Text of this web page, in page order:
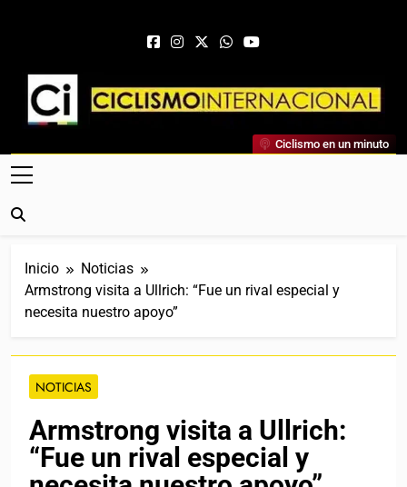
Ciclismo Internacional
Web Dedicada Al Ciclismo Mundial. Entrevistas, Análisis,
Crónicas, Previas Y Más. La Web Ciclista De Referencia.
Ciclismo en un minuto
Inicio
Noticias
Armstrong visita a Ullrich: “Fue un rival especial y
necesita nuestro apoyo”
NOTICIAS
Armstrong visita a Ullrich:
“Fue un rival especial y